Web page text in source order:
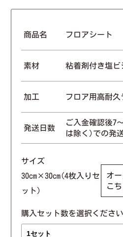
商品名 フロアシート
素材 粘着剤付き塩ビ
加工 フロア用高耐久
発送日数
ご入金確認後7
は除く)での発送
サイズ
30cm×30cm(4枚入りセ
ット)
オ
こち
購入セット数を選択ください